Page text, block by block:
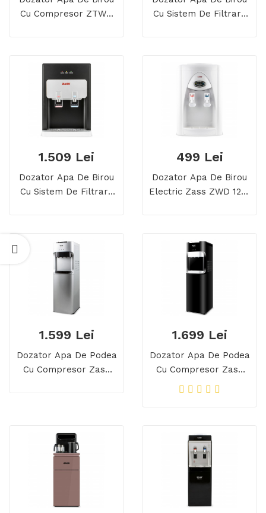
Cu Compresor ZTWD
Cu Sistem De Filtrare
1.509 Lei
Dozator Apa De Birou
Cu Sistem De Filtrare
499 Lei
Dozator Apa De Birou
Electric Zass ZWD 12 E
1.599 Lei
Dozator Apa De Podea
Cu Compresor Zass
1.699 Lei
Dozator Apa De Podea
Cu Compresor Zass
ZWD 20 C, Negru